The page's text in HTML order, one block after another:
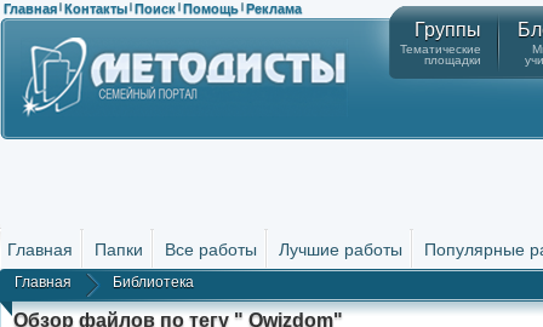
Главная | Контакты | Поиск | Помощь | Реклама
Группы
Тематические
площадки
Главная Папки Все работы Лучшие работы Популярные
Главная Библиотека
Обзор файлов по тегу " Qwizdom"